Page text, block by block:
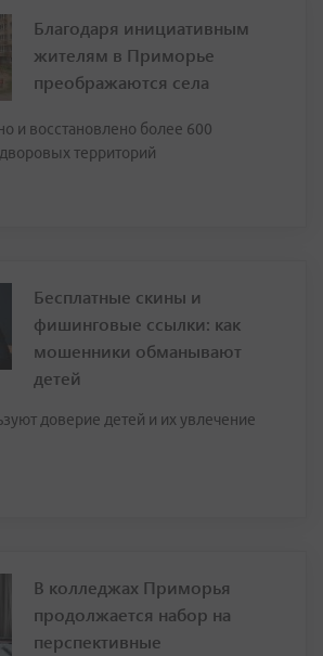
Благодаря инициативным
жителям в Приморье
преображаются села
и восстановлено более 600
территорий
Бесплатные скины и
фишинговые ссылки: как
мошенники обманывают
детей
доверие детей и их увлечение
В колледжах Приморья
продолжается набор на
перспективные